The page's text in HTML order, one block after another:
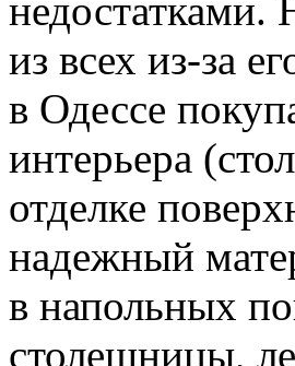
из всех из-за
в Одессе
интерьера
отделке
надежный
в напольных
столешницы,